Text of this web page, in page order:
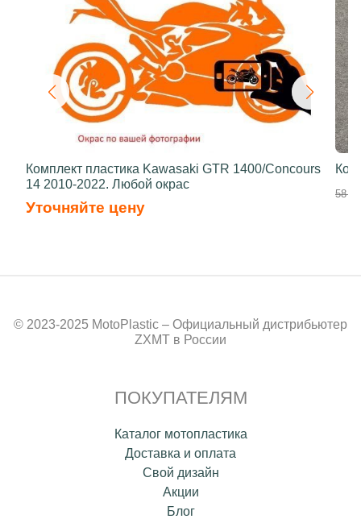
Комплект пластика Kawasaki GTR 1400/Concours
14 2010-2022. Любой окрас
Уточняйте цену
58
© 2023-2025 MotoPlastic – Официальный дистрибьютер
ZXMT в России
ПОКУПАТЕЛЯМ
Каталог мотопластика
Доставка и оплата
Свой дизайн
Акции
Блог